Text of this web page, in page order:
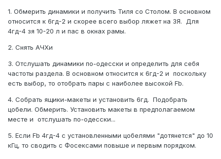
1. Обмерить динамики и получить Тиля со Столом. В основном
относится к 6гд-2 и скорее всего выбор ляжет на ЗЯ. Для
4гд-4 зя 10-20 л и пас в окнах рамы.
2. Снять АЧХи
3. Отслушать динамики по-одесски и определить для себя
частоты раздела. В основном относится к 6гд-2 и поскольку
есть выбор, то отобрать пары с наиболее высокой Fb.
4. Собрать ящики-макеты и установить 6гд. Подобрать
цобели. Обмерить. Установить макеты в предполагаемом
месте и отслушать по-одесски...
5. Если Fb 4гд-4 с установленными цобелями "дотянется" до 10
кГц, то сводить с Фосексами повыше и первым порядком.